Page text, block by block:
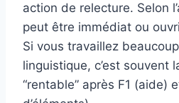
action de relecture. Selon
peut être immédiat ou
Si vous travaillez
linguistique, c’est souvent
“rentable” après F1 (aide)